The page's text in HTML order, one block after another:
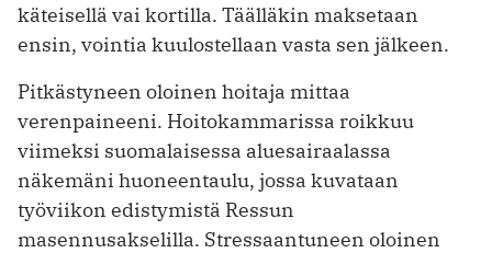
käteisellä vai kortilla. Täälläkin maksetaan
ensin, vointia kuulostellaan vasta sen jälkeen.
Pitkästyneen oloinen hoitaja mittaa
verenpaineeni. Hoitokammarissa roikkuu
viimeksi suomalaisessa aluesairaalassa
näkemäni huoneentaulu, jossa kuvataan
työviikon edistymistä Ressun
masennusakselilla. Stressaantuneen oloinen